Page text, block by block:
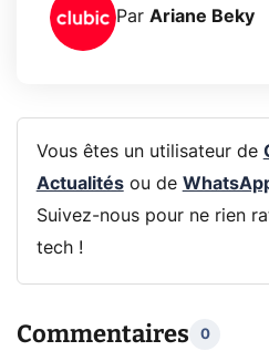
Par Ariane Beky
Vous êtes un utilisateur de
Actualitésou de
Suivez-nous pour ne rien
tech !
Commentaires 0